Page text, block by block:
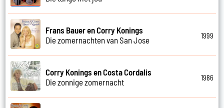
Frans Bauer en Corry Konings
Die zomernachten van San Jose
1999
Corry Konings en Costa Cordalis
Die zonnige zomernacht
1986